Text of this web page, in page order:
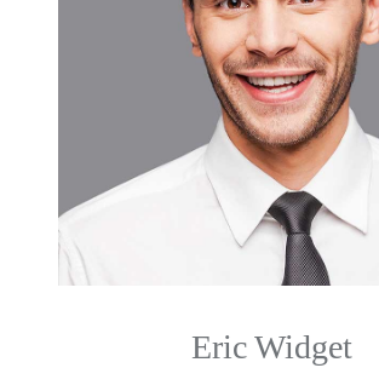
Eric Widget